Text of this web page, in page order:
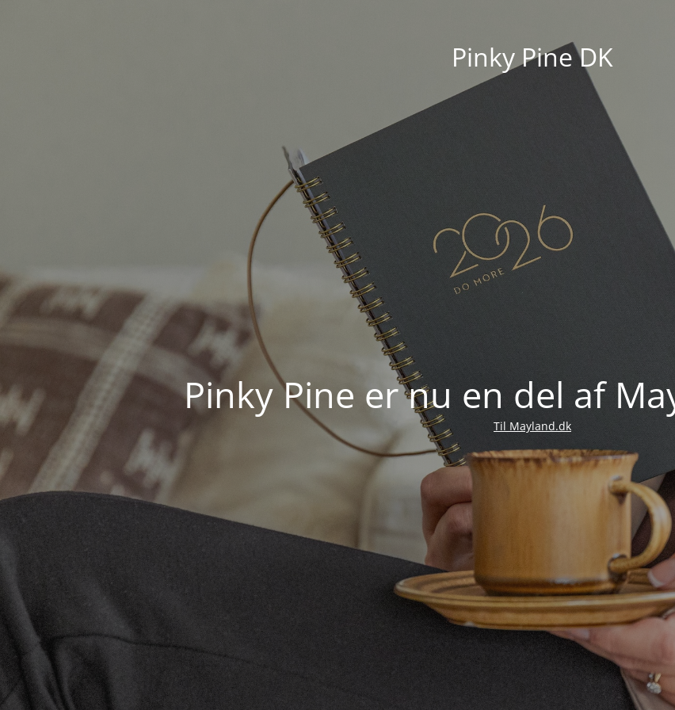
Pinky Pine DK
Pinky Pine er nu en del af
Til Mayland.dk